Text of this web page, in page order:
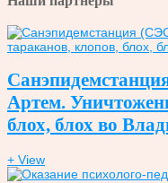
Артем.
блох, блох во
+ View